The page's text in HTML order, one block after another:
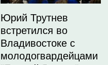
Юрий Трутнев
встретился во
Владивостоке с
молодогвардейцами